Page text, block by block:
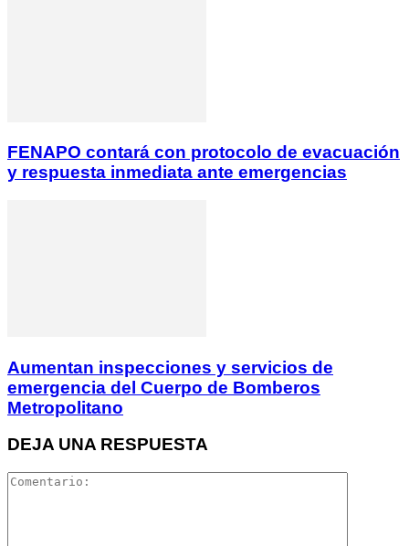
FENAPO contará con protocolo de evacuación
y respuesta inmediata ante emergencias
Aumentan inspecciones y servicios de
emergencia del Cuerpo de Bomberos
Metropolitano
DEJA UNA RESPUESTA